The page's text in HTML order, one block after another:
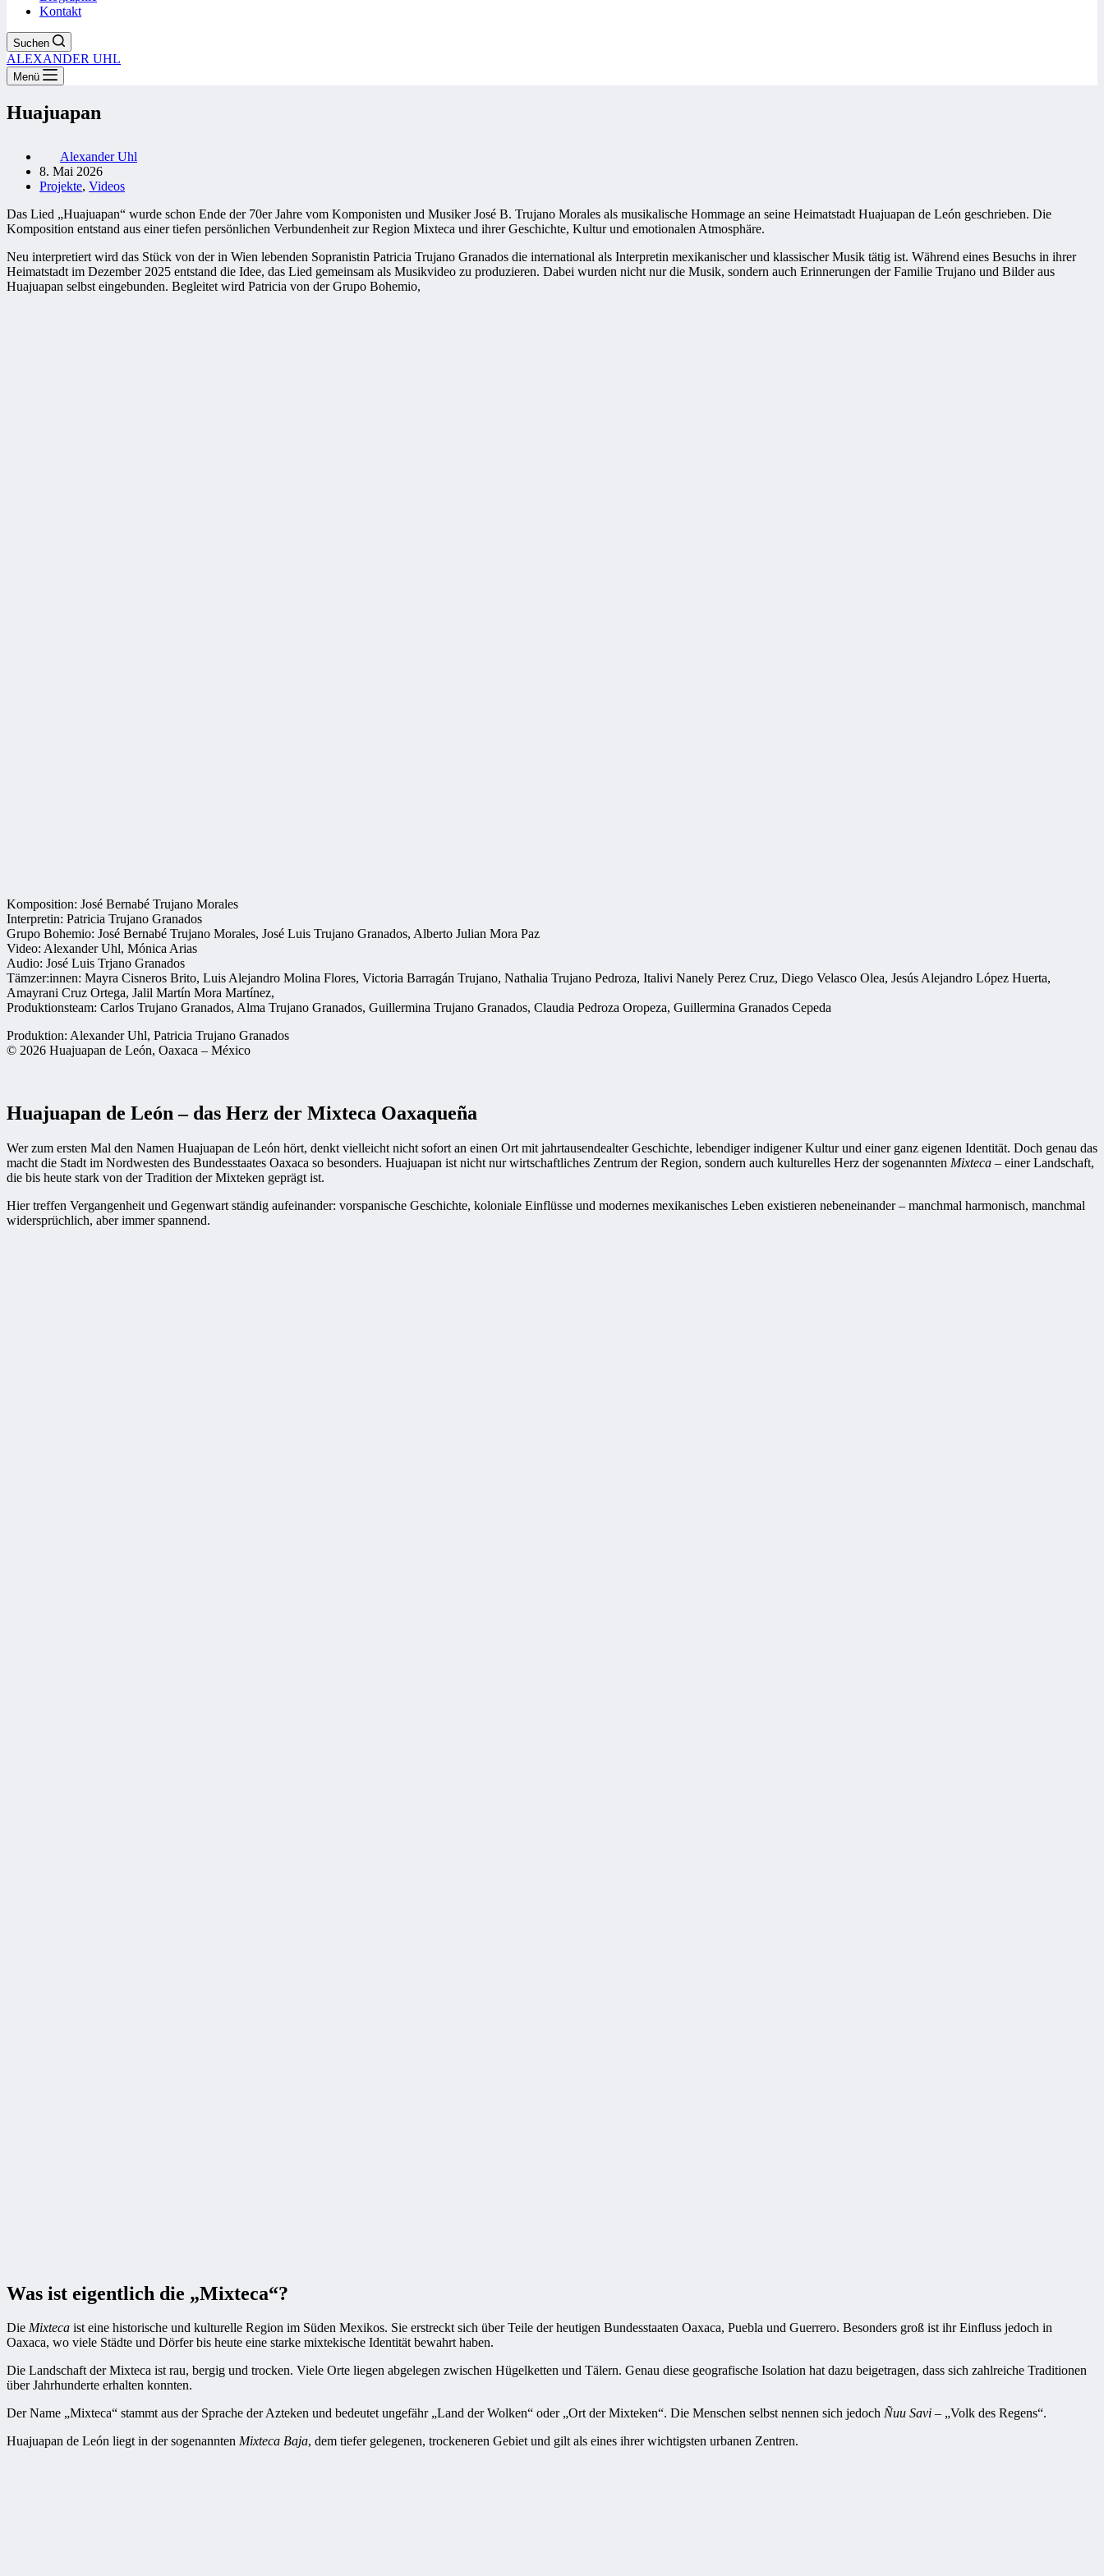
Kontakt
Suchen
ALEXANDER UHL
Menü
Huajuapan
Alexander Uhl
8. Mai 2026
Projekte, Videos
Das Lied „Huajuapan“ wurde schon Ende der 70er Jahre vom Komponisten und Musiker José B. Trujano Morales als musikalische Hommage an seine Heimatstadt Huajuapan de León geschrieben. Die
Komposition entstand aus einer tiefen persönlichen Verbundenheit zur Region Mixteca und ihrer Geschichte, Kultur und emotionalen Atmosphäre.
Neu interpretiert wird das Stück von der in Wien lebenden Sopranistin Patricia Trujano Granados die international als Interpretin mexikanischer und klassischer Musik tätig ist. Während eines Besuchs in ihrer
Heimatstadt im Dezember 2025 entstand die Idee, das Lied gemeinsam als Musikvideo zu produzieren. Dabei wurden nicht nur die Musik, sondern auch Erinnerungen der Familie Trujano und Bilder aus
Huajuapan selbst eingebunden. Begleitet wird Patricia von der Grupo Bohemio,
Komposition: José Bernabé Trujano Morales
Interpretin: Patricia Trujano Granados
Grupo Bohemio: José Bernabé Trujano Morales, José Luis Trujano Granados, Alberto Julian Mora Paz
Video: Alexander Uhl, Mónica Arias
Audio: José Luis Trjano Granados
Tämzer:innen: Mayra Cisneros Brito, Luis Alejandro Molina Flores, Victoria Barragán Trujano, Nathalia Trujano Pedroza, Italivi Nanely Perez Cruz, Diego Velasco Olea, Jesús Alejandro López Huerta,
Amayrani Cruz Ortega, Jalil Martín Mora Martínez,
Produktionsteam: Carlos Trujano Granados, Alma Trujano Granados, Guillermina Trujano Granados, Claudia Pedroza Oropeza, Guillermina Granados Cepeda
Produktion: Alexander Uhl, Patricia Trujano Granados
© 2026 Huajuapan de León, Oaxaca – México
Huajuapan de León – das Herz der Mixteca Oaxaqueña
Wer zum ersten Mal den Namen Huajuapan de León hört, denkt vielleicht nicht sofort an einen Ort mit jahrtausendealter Geschichte, lebendiger indigener Kultur und einer ganz eigenen Identität. Doch genau das
macht die Stadt im Nordwesten des Bundesstaates Oaxaca so besonders. Huajuapan ist nicht nur wirtschaftliches Zentrum der Region, sondern auch kulturelles Herz der sogenannten Mixteca – einer Landschaft,
die bis heute stark von der Tradition der Mixteken geprägt ist.
Hier treffen Vergangenheit und Gegenwart ständig aufeinander: vorspanische Geschichte, koloniale Einflüsse und modernes mexikanisches Leben existieren nebeneinander – manchmal harmonisch, manchmal
widersprüchlich, aber immer spannend.
Was ist eigentlich die „Mixteca“?
Die Mixteca ist eine historische und kulturelle Region im Süden Mexikos. Sie erstreckt sich über Teile der heutigen Bundesstaaten Oaxaca, Puebla und Guerrero. Besonders groß ist ihr Einfluss jedoch in
Oaxaca, wo viele Städte und Dörfer bis heute eine starke mixtekische Identität bewahrt haben.
Die Landschaft der Mixteca ist rau, bergig und trocken. Viele Orte liegen abgelegen zwischen Hügelketten und Tälern. Genau diese geografische Isolation hat dazu beigetragen, dass sich zahlreiche Traditionen
über Jahrhunderte erhalten konnten.
Der Name „Mixteca“ stammt aus der Sprache der Azteken und bedeutet ungefähr „Land der Wolken“ oder „Ort der Mixteken“. Die Menschen selbst nennen sich jedoch Ñuu Savi – „Volk des Regens“.
Huajuapan de León liegt in der sogenannten Mixteca Baja, dem tiefer gelegenen, trockeneren Gebiet und gilt als eines ihrer wichtigsten urbanen Zentren.